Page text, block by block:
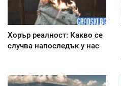
Хорър реалност: Какво се
случва напоследък у нас